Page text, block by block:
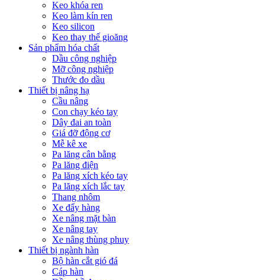
Keo khóa ren
Keo làm kín ren
Keo silicon
Keo thay thế gioăng
Sản phẩm hóa chất
Dầu công nghiệp
Mỡ công nghiệp
Thước đo dầu
Thiết bị nâng hạ
Cầu nâng
Con chạy kéo tay
Dây đai an toàn
Giá đỡ động cơ
Mễ kê xe
Pa lăng cân bằng
Pa lăng điện
Pa lăng xích kéo tay
Pa lăng xích lắc tay
Thang nhôm
Xe đẩy hàng
Xe nâng mặt bàn
Xe nâng tay
Xe nâng thùng phuy
Thiết bị ngành hàn
Bộ hàn cắt gió đá
Cáp hàn